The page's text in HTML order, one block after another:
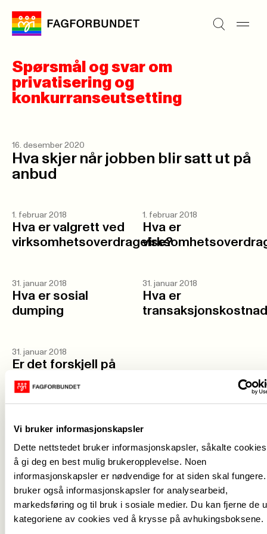
Vi bruker informasjonskapsler
Dette nettstedet bruker informasjonskapsler, såkalte
å gi deg en best mulig brukeropplevelse. Noen
informasjonskapsler er nødvendige for at siden skal
bruker også informasjonskapsler for analysearbeid,
markedsføring og til bruk i sosiale medier. Du kan fjerne de
kategoriene av cookies ved å krysse på avhukingsboksene.
Spørsmål og svar om
privatisering og
konkurranseutsetting
16. desember 2020
Hva skjer når jobben blir satt ut på
anbud
1. februar 2018
Hva er valgrett ved
virksomhetsoverdragelse?
1. februar 2018
Hva er
31. januar 2018
Hva er sosial
dumping
31. januar 2018
Hva er
31. januar 2018
Er det forskjell på
privatisering og
konkurranseutsetting?
<-Forrige
1->Neste
Medlemskap